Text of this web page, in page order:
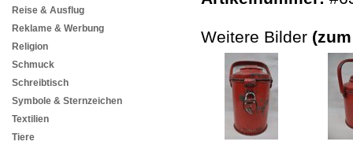
Reise & Ausflug
Reklame & Werbung
Religion
Schmuck
Schreibtisch
Symbole & Sternzeichen
Textilien
Tiere
Weitere Bilder